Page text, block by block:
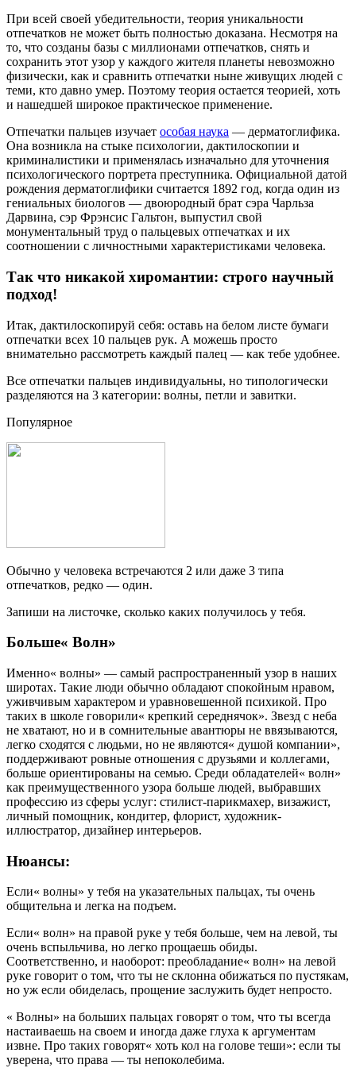
При всей своей убедительности, теория уникальности
отпечатков не может быть полностью доказана. Несмотря на
то, что созданы базы с миллионами отпечатков, снять и
сохранить этот узор у каждого жителя планеты невозможно
физически, как и сравнить отпечатки ныне живущих людей с
теми, кто давно умер. Поэтому теория остается теорией, хоть
и нашедшей широкое практическое применение.
Отпечатки пальцев изучает особая наука — дерматоглифика.
Она возникла на стыке психологии, дактилоскопии и
криминалистики и применялась изначально для уточнения
психологического портрета преступника. Официальной датой
рождения дерматоглифики считается 1892 год, когда один из
гениальных биологов — двоюродный брат сэра Чарльза
Дарвина, сэр Фрэнсис Гальтон, выпустил свой
монументальный труд о пальцевых отпечатках и их
соотношении с личностными характеристиками человека.
Так что никакой хиромантии: строго научный
подход!
Итак, дактилоскопируй себя: оставь на белом листе бумаги
отпечатки всех 10 пальцев рук. А можешь просто
внимательно рассмотреть каждый палец — как тебе удобнее.
Все отпечатки пальцев индивидуальны, но типологически
разделяются на 3 категории: волны, петли и завитки.
Популярное
Обычно у человека встречаются 2 или даже 3 типа
отпечатков, редко — один.
Запиши на листочке, сколько каких получилось у тебя.
Больше« Волн»
Именно« волны» — самый распространенный узор в наших
широтах. Такие люди обычно обладают спокойным нравом,
уживчивым характером и уравновешенной психикой. Про
таких в школе говорили« крепкий середнячок». Звезд с неба
не хватают, но и в сомнительные авантюры не ввязываются,
легко сходятся с людьми, но не являются« душой компании»,
поддерживают ровные отношения с друзьями и коллегами,
больше ориентированы на семью. Среди обладателей« волн»
как преимущественного узора больше людей, выбравших
профессию из сферы услуг: стилист-парикмахер, визажист,
личный помощник, кондитер, флорист, художник-
иллюстратор, дизайнер интерьеров.
Нюансы:
Если« волны» у тебя на указательных пальцах, ты очень
общительна и легка на подъем.
Если« волн» на правой руке у тебя больше, чем на левой, ты
очень вспыльчива, но легко прощаешь обиды.
Соответственно, и наоборот: преобладание« волн» на левой
руке говорит о том, что ты не склонна обижаться по пустякам,
но уж если обиделась, прощение заслужить будет непросто.
« Волны» на больших пальцах говорят о том, что ты всегда
настаиваешь на своем и иногда даже глуха к аргументам
извне. Про таких говорят« хоть кол на голове теши»: если ты
уверена, что права — ты непоколебима.